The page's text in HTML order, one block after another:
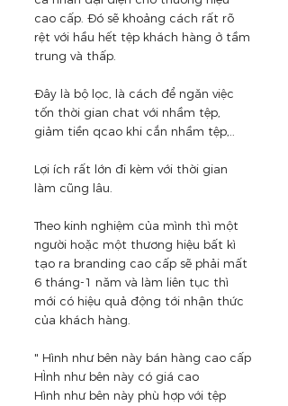
cao cấp. Đó sẽ khoảng cách rất rõ
rệt với hầu hết tệp khách hàng ở tầm
trung và thấp.
Đây là bộ lọc, là cách để ngăn việc
tốn thời gian chat với nhầm tệp,
giảm tiền qcao khi cắn nhầm tệp,..
Lợi ích rất lớn đi kèm với thời gian
làm cũng lâu.
Theo kinh nghiệm của mình thì một
người hoặc một thương hiệu bất kì
tạo ra branding cao cấp sẽ phải mất
6 tháng-1 năm và làm liên tục thì
mới có hiệu quả động tới nhận thức
của khách hàng.
" Hình như bên này bán hàng cao cấp
HÌnh như bên này có giá cao
Hình như bên này phù hợp với tệp